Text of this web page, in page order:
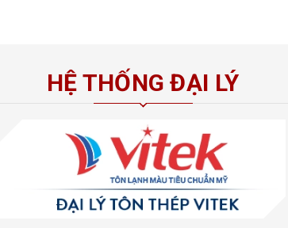
HỆ THỐNG ĐẠI LÝ